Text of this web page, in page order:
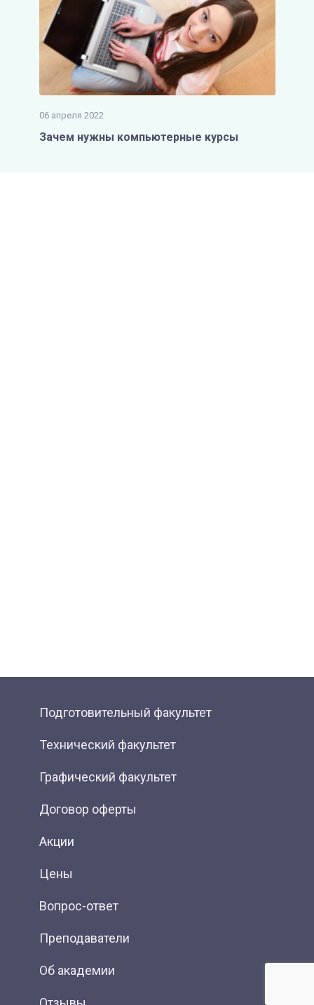
06 апреля 2022
Зачем нужны компьютерные курсы
Подготовительный факультет
Технический факультет
Графический факультет
Договор оферты
Акции
Цены
Вопрос-ответ
Преподаватели
Об академии